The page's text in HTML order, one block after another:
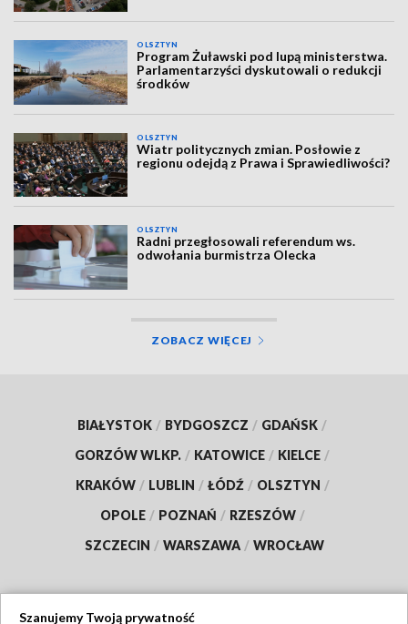
OLSZTYN
Program Żuławski pod lupą ministerstwa.
Parlamentarzyści dyskutowali o redukcji
środków
OLSZTYN
Wiatr politycznych zmian. Posłowie z
regionu odejdą z Prawa i Sprawiedliwości?
OLSZTYN
Radni przegłosowali referendum ws.
odwołania burmistrza Olecka
ZOBACZ WIĘCEJ
BIAŁYSTOK / BYDGOSZCZ / GDAŃSK /
GORZÓW WLKP. / KATOWICE / KIELCE /
KRAKÓW / LUBLIN / ŁÓDŹ / OLSZTYN /
OPOLE / POZNAŃ / RZESZÓW /
SZCZECIN / WARSZAWA / WROCŁAW
Szanujemy Twoją prywatność